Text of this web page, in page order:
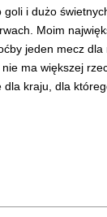
i dużo
Moim
jeden mecz dla
ma większej
kraju, dla